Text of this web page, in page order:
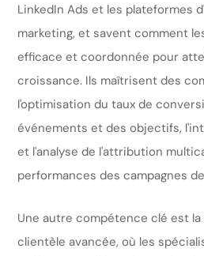
LinkedIn Ads et les plateformes
marketing, et savent comment
efficace et coordonnée pour
croissance. Ils maîtrisent des
l'optimisation du taux de
événements et des objectifs,
et l'analyse de l'attribution
performances des campagnes
Une autre compétence clé est
clientèle avancée, où les